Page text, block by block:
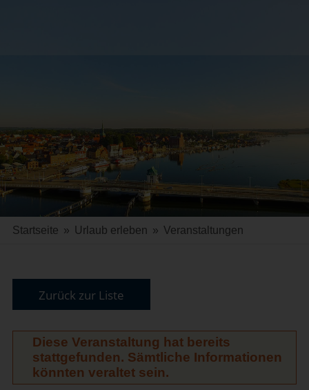
Startseite » Urlaub erleben » Veranstaltungen
Zurück zur Liste
Diese Veranstaltung hat bereits
stattgefunden. Sämtliche Informationen
könnten veraltet sein.